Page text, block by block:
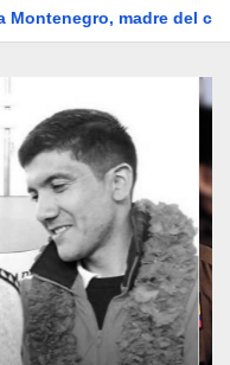
ciclista Richard Carapaz